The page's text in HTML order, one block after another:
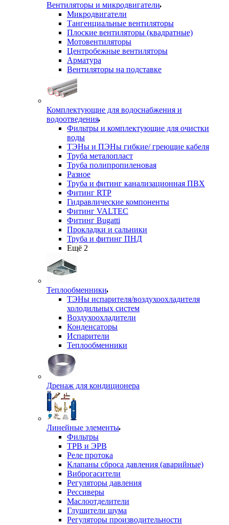
Вентиляторы и микродвигатели
Микродвигатели
Тангенциальные вентиляторы
Плоские вентиляторы (квадратные)
Мотовентиляторы
Центробежные вентиляторы
Арматура
Вентиляторы на подставке
Комплектующие для водоснабжения и
водоотведения
Фильтры и комплектующие для очистки
воды
ТЭНы и ПЭНы гибкие/ греющие кабеля
Труба металопласт
Труба полипропиленовая
Разное
Труба и фитинг канализационная ПВХ
Фитинг RTP
Гидравлические компоненты
Фитинг VALTEC
Фитинг Bugatti
Прокладки и сальники
Труба и фитинг ПНД
Ещё 2
Теплообменники
ТЭНы испарителя/воздухоохладителя
холодильных систем
Воздухоохладители
Конденсаторы
Испарители
Теплообменники
Дренаж для кондиционера
Линейные элементы
Фильтры
ТРВ и ЭРВ
Реле протока
Клапаны сброса давления (аварийные)
Виброгасители
Регуляторы давления
Рессиверы
Маслоотделители
Глушители шума
Регуляторы производительности